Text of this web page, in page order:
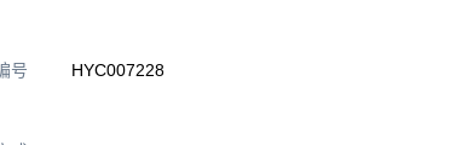
号 HYC007228